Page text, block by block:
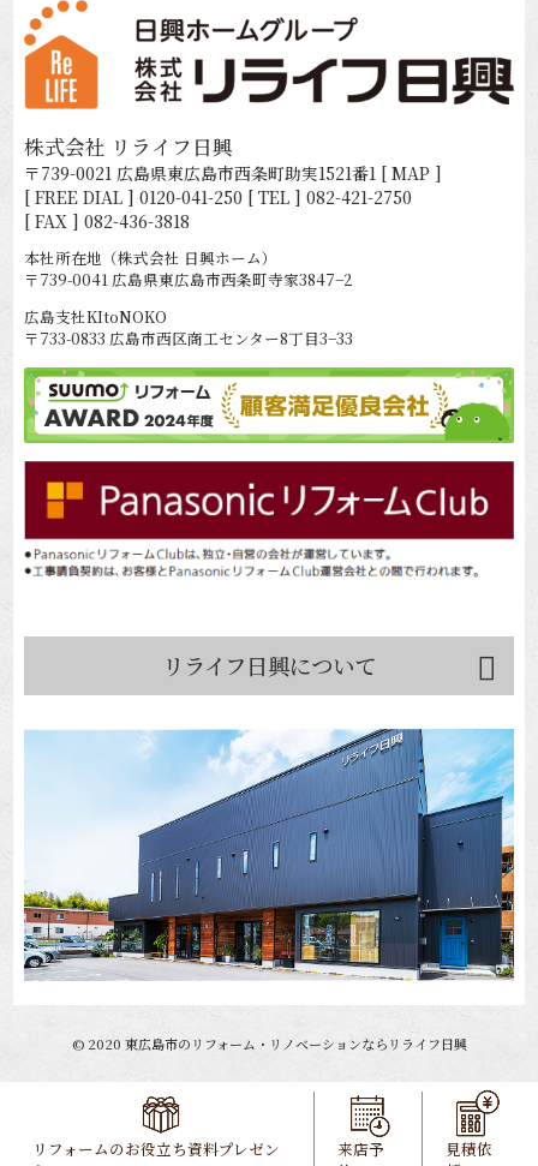
株式会社 リライフ日興
〒739-0021 広島県東広島市西条町助実1521番1 [ MAP ]
[ FREE DIAL ]0120-041-250 [ TEL ]082-421-2750
[ FAX ] 082-436-3818
本社所在地（株式会社 日興ホーム）
〒739-0041 広島県東広島市西条町寺家3847−2
広島支社KItoNOKO
〒733-0833 広島市西区商工センター8丁目3−33
リライフ日興について
© 2020 東広島市のリフォーム・リノベーションならリライフ日興
リフォームのお役立ち資料プレゼン
来店予
見積依